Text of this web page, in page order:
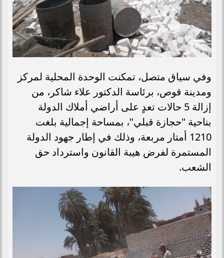
وفي سياق متصل، تمكنت الوحدة المحلية لمركز
ومدينة قوص، برئاسة الدكتور علاء شاكر، من
إزالة 5 حالات تعدٍ على أراضي أملاك الدولة
بناحية "حجازة قبلي"، بمساحة إجمالية بلغت
1210 أمتار مربعة، وذلك في إطار جهود الدولة
المستمرة لفرض هيبة القانون واسترداد حق
الشعب.